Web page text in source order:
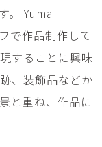
。 Yuma
で作品制作して
することに興味
、装飾品などか
と重ね、作品に